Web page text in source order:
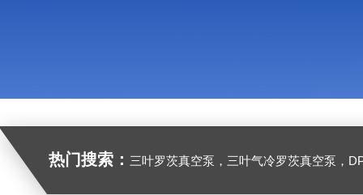
热门搜索： 三叶罗茨真空泵，三叶气冷罗茨真空泵，